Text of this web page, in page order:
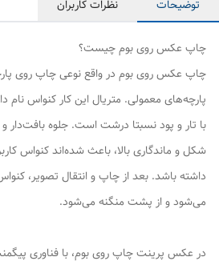
توضیحات نظرات کاربران
چاپ عکس روی بوم چیست؟
چاپ عکس روی بوم در واقع نوعی چاپ روی
پارچه‌های معمولی. متریال این کار کنواس نام
با تار و پود نسبتا درشت است. جلوه بافت‌دار و
شکل و ماندگاری بالا، باعث شده‌اند کنواس
داشته باشد. بعد از چاپ و انتقال تصویر،
می‌شود و از پشت منگنه می‌شود.
در عکس پرینت چاپ روی بوم، با فناوری